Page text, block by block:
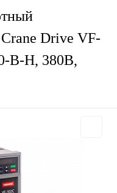
Crane Drive VF-
B-H, 380В,